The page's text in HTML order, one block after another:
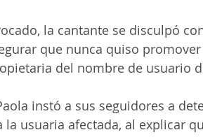
la cantante se disculpó
que nunca quiso
del nombre de usuario
instó a sus seguidores a
la usuaria afectada, al explicar